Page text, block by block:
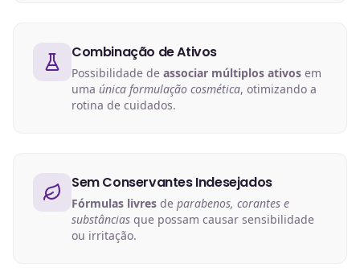
Combinação de Ativos
Possibilidade de associar múltiplos ativos em
uma única formulação cosmética, otimizando a
rotina de cuidados.
Sem Conservantes Indesejados
Fórmulas livres de parabenos, corantes e
substâncias que possam causar sensibilidade
ou irritação.